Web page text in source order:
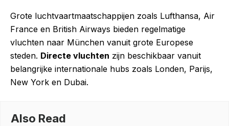
Grote luchtvaartmaatschappijen zoals Lufthansa, Air
France en British Airways bieden regelmatige
vluchten naar München vanuit grote Europese
steden. Directe vluchten zijn beschikbaar vanuit
belangrijke internationale hubs zoals Londen, Parijs,
New York en Dubai.
Also Read